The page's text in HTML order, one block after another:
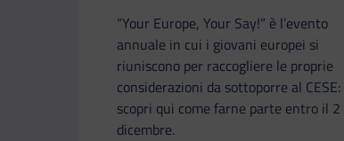
“Your Europe, Your Say!” è l’evento
annuale in cui i giovani europei si
riuniscono per raccogliere le proprie
considerazioni da sottoporre al CESE:
scopri qui come farne parte entro il 2
dicembre.